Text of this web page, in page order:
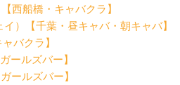
西船橋・キャバクラ】
）【千葉・昼キャバ・朝キャバ】
バクラ】
ールズバー】
ールズバー】